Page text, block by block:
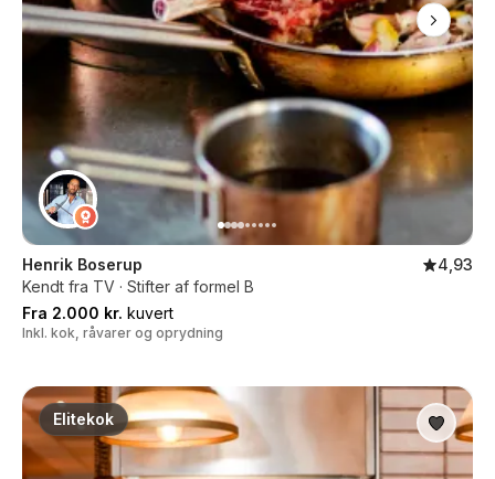
Henrik Boserup
4,93
Kendt fra TV · Stifter af formel B
Fra 2.000 kr. kuvert
Inkl. kok, råvarer og oprydning
Elitekok